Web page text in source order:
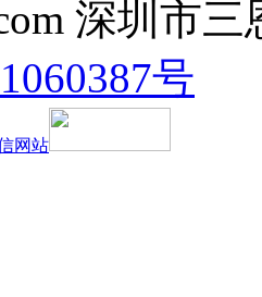
深圳市
号